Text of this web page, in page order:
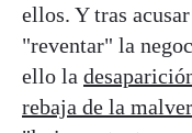
ellos. Y tras
"reventar" la
ello la
rebaja de la